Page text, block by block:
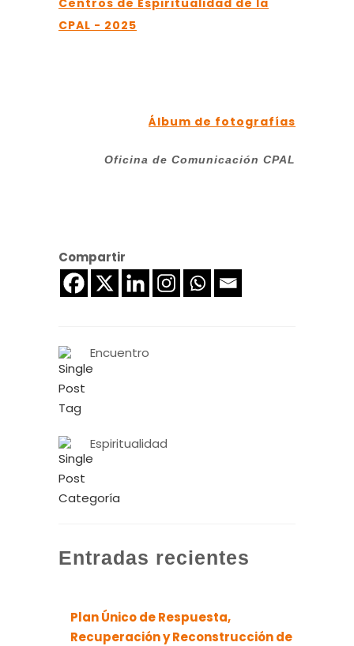
Álbum de fotografías
Oficina de Comunicación CPAL
Compartir
Encuentro
Espiritualidad
Entradas recientes
Plan Único de Respuesta,
Recuperación y Reconstrucción de